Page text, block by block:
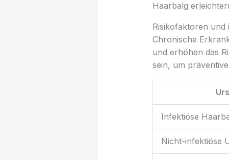
Haarbalg
Risikofaktoren und
Chronische
und erhöhen das
sein, um
Infektiöse
Nicht-infektiöse